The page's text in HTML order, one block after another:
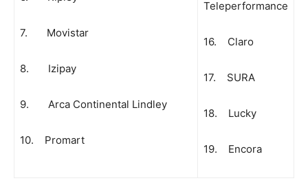
7. Movistar
8. Izipay
9. Arca Continental Lindley
10. Promart
Teleperformance
16. Claro
17. SURA
18. Lucky
19. Encora